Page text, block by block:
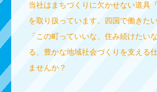
当社はまちづくりに欠かせない道具『
を取り扱っています。四国で働きた
「この町っていいな、住み続けたい
る、豊かな地域社会づくりを支える
ませんか？